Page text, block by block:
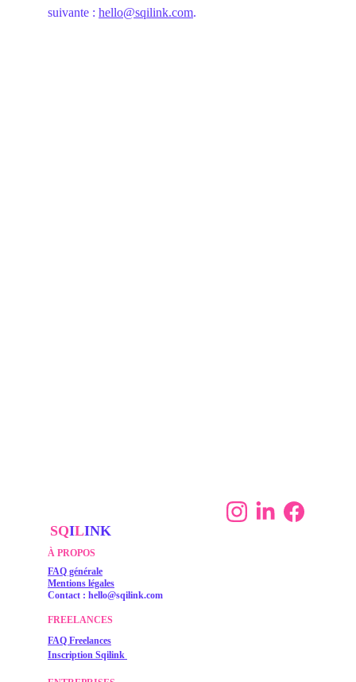
suivante : hello@sqilink.com.
SQILINK
À PROPOS
FAQ générale
Mentions légales
Contact : hello@sqilink.com
FREELANCES
FAQ Freelances
Inscription Sqilink